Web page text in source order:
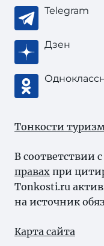
Telegram
Дзен
Тонкости
В соответствии
правах при
Tonkosti.ru
на источник
Карта сайта